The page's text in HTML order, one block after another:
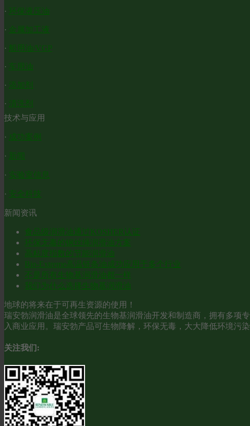
· 环保液压油
· 金属加工液
· 船用油/VGP
· 车用油
· 添加剂
· 清洗剂
技术与应用
· 成功案例
· 新闻
· 实验室信息
· 安全科技
新闻资讯
食品级润滑油通过KOSHER认证
环保无毒的钢丝绳润滑油方案
高粘度指数的节能润滑油
Bio-Extreme高温链条油成功应用于多个行业
不是所有生物基润滑油都一样
我们为什么选择生物基润滑油
地球的将来在于可再生资源的使用！
瑞安勃润滑油是全球领先的生物基润滑油开发和制造商，拥有多项
入商业应用。瑞安勃产品可生物降解，环保无毒，大大降低环境污染
关注我们: